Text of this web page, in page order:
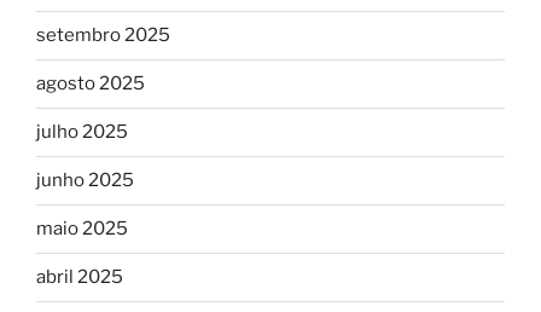
setembro 2025
agosto 2025
julho 2025
junho 2025
maio 2025
abril 2025